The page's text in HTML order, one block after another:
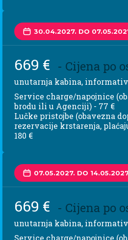
30.04.2027. DO
669 € - Cijena po
unutarnja kabina,
Service charge/napojnice
brodu ili u Agenciji) - 77 €
Lučke pristojbe (obavezna
rezervacije krstarenja,
180 €
07.05.2027. DO
669 € - Cijena po
unutarnja kabina,
Service charge/napojnice